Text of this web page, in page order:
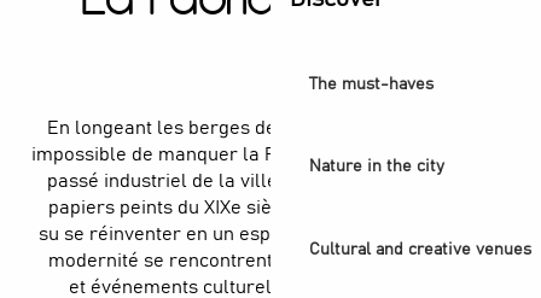
The must-haves
Nature in the city
Cultural and creative venues
En longeant les berges de Seine à Épinay-sur-Seine,
impossible de manquer la Fabrique Bannier, témoin du
passé industriel de la ville. Ancienne manufacture de
papiers peints du XIXe siècle, ce site emblématique a
su se réinventer en un espace créatif où patrimoine et
modernité se rencontrent. Entre expositions, ateliers
et événements culturels, le lieu vibre encore d’une